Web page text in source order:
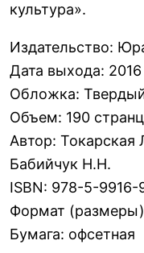
культура».
Издательство:
Дата выхода: 2016
Обложка:
Объем: 190 странц
Автор: Токарская
Бабийчук Н.Н.
ISBN: 978-5-9916-
Формат (размеры)
Бумага: офсетная